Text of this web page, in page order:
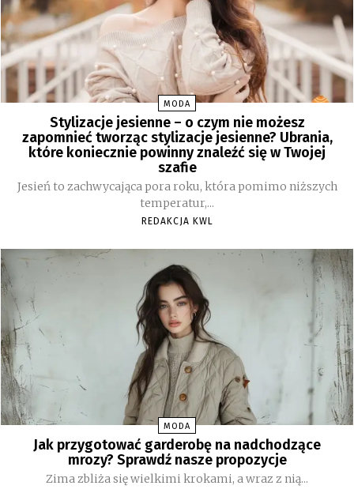
MODA
Stylizacje jesienne – o czym nie możesz
zapomnieć tworząc stylizacje jesienne? Ubrania,
które koniecznie powinny znaleźć się w Twojej
szafie
Jesień to zachwycająca pora roku, która pomimo niższych
temperatur,...
REDAKCJA KWL
MODA
Jak przygotować garderobę na nadchodzące
mrozy? Sprawdź nasze propozycje
Zima zbliża się wielkimi krokami, a wraz z nią...